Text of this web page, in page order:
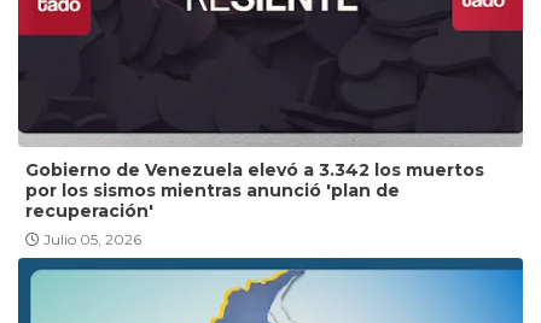
Gobierno de Venezuela elevó a 3.342 los muertos
por los sismos mientras anunció 'plan de
recuperación'
Julio 05, 2026